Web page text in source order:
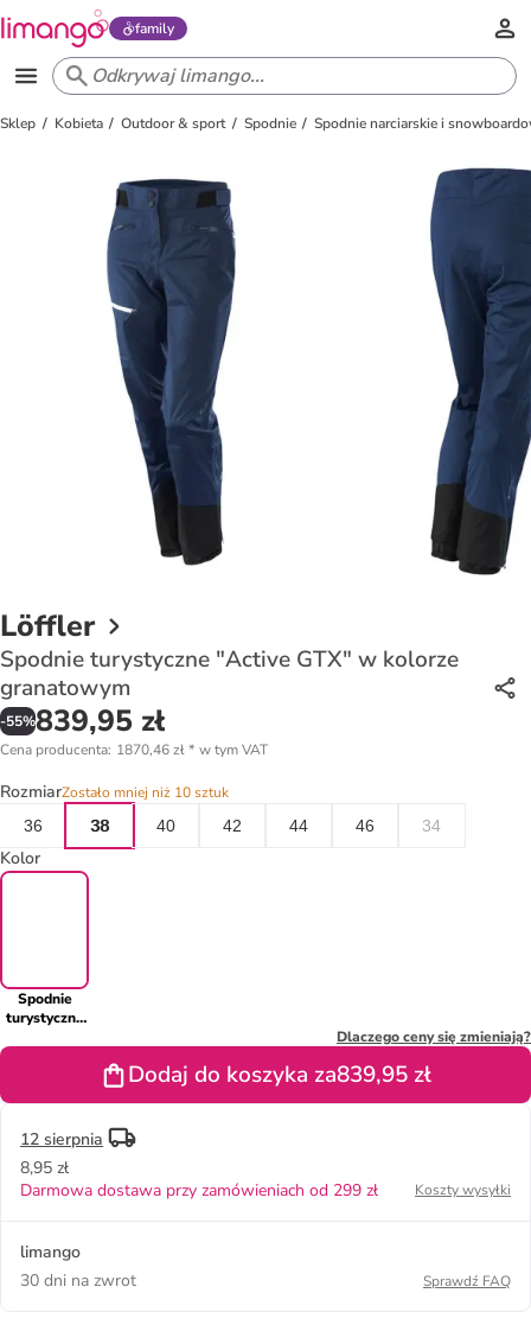
family
Sklep Kobieta Outdoor & sport Spodnie Spodnie narciarskie i
Löffler
Spodnie turystyczne "Active GTX" w kolorze
granatowym
-55%839,95 zł
Cena producenta: 1870,46 zł* w tym VAT
RozmiarZostało mniej niż 10 sztuk
36
38 40 42 44 46 34
Kolor
Spodnie
turystyczne
Dlaczego ceny się zmieniają?
Dodaj do koszyka za839,95 zł
12 sierpnia
8,95 zł
Darmowa dostawa przy zamówieniach od 299 zł
Koszty wysyłki
limango
30 dni na zwrot
Sprawdź FAQ